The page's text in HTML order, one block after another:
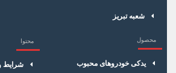
شعبه تبریز
محصول
یدکی خودروهای محبوب
محتوا
شرایط